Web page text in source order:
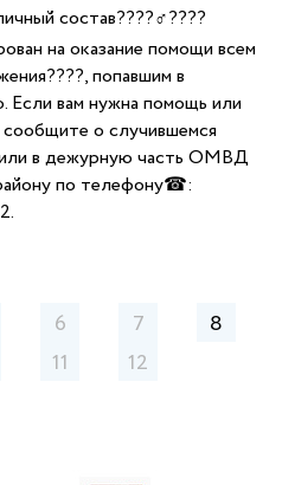
состав????♂️????
на оказание помощи всем
попавшим в
Если вам нужна помощь или
о случившемся
в дежурную часть ОМВД
по телефону☎:
6 7
8
11 12